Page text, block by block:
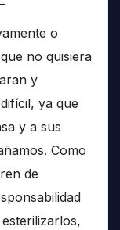
o
no quisiera
y
ya que
y a sus
Como
de